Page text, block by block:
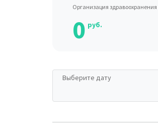
Организация
0 руб.
Выберите дату